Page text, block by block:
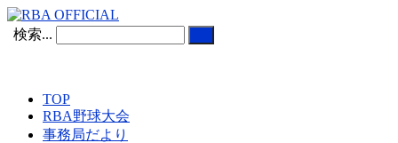
検索...
TOP
RBA野球大会
事務局だより